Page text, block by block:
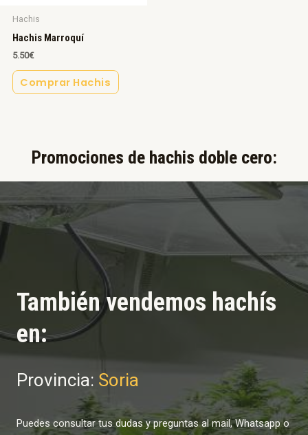
Hachis
Hachis Marroquí
5.50€
Comprar Hachis
Promociones de hachis doble cero:​
También vendemos hachís
en:
Provincia: Soria
Puedes consultar tus dudas y preguntas al mail, Whatsapp o